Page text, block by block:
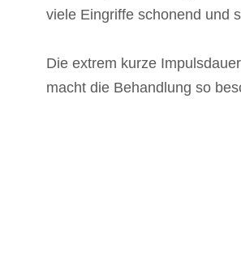
viele Eingriffe schonend und
Die extrem kurze
macht die Behandlung so